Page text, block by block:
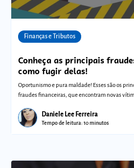
Finanças e Tributos
Conheça as principais
como fugir delas!
Oportunismo e pura maldade! Esses são os
fraudes financeiras, que encontram novas
Daniele Lee Ferreira
Tempo de leitura: 10 minutos